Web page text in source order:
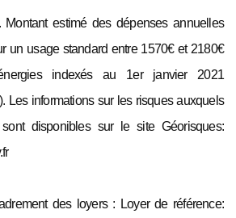
estimé des dépenses annuelles
un usage standard entre 1570€ et 2180€
indexés au 1er janvier 2021
Les informations sur les risques auxquels
disponibles sur le site Géorisques:
des loyers : Loyer de référence: